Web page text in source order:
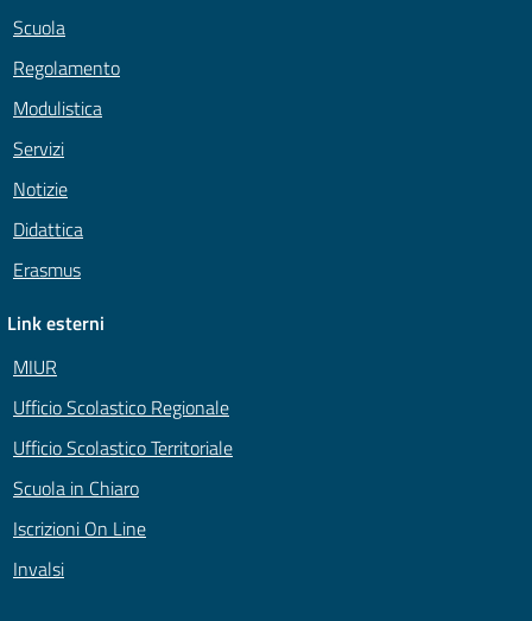
Scuola
Regolamento
Modulistica
Servizi
Notizie
Didattica
Erasmus
Link esterni
MIUR
Ufficio Scolastico Regionale
Ufficio Scolastico Territoriale
Scuola in Chiaro
Iscrizioni On Line
Invalsi